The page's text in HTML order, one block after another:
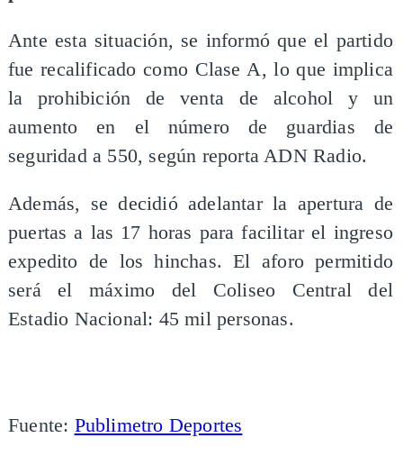
Ante esta situación, se informó que el partido
fue recalificado como Clase A, lo que implica
la prohibición de venta de alcohol y un
aumento en el número de guardias de
seguridad a 550, según reporta ADN Radio.
Además, se decidió adelantar la apertura de
puertas a las 17 horas para facilitar el ingreso
expedito de los hinchas. El aforo permitido
será el máximo del Coliseo Central del
Estadio Nacional: 45 mil personas.
Fuente: Publimetro Deportes